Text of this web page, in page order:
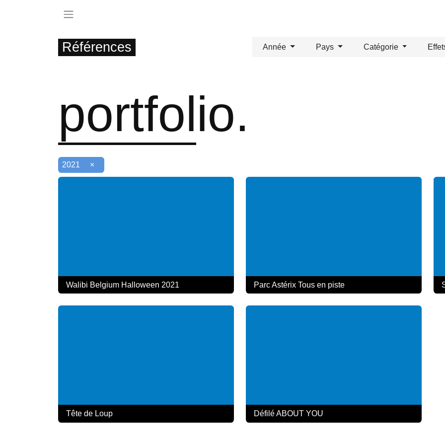
Références Année Pays Catégorie
portfolio.
2021 ×
Walibi Belgium Halloween 2021 Parc Astérix Tous en piste
Tête de Loup Défilé ABOUT YOU